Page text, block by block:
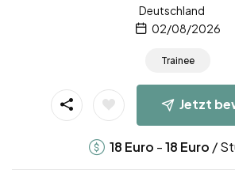
Deutschland
02/08/2026
Trainee
Jetzt
18 Euro -18 Euro /